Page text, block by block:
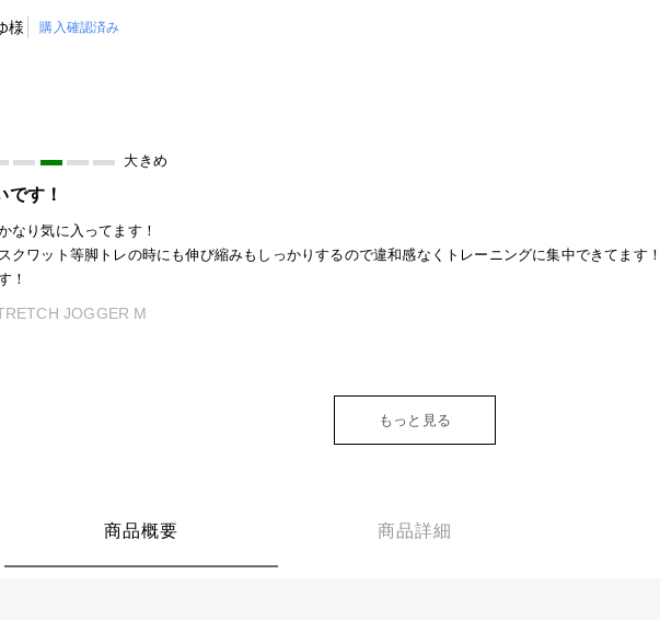
様 購入確認済み
大きめ
です！
なり気に入ってます！
クワット等脚トレの時にも伸び縮みもしっかりするので違和感なくトレーニングに集中できてます
！
JOGGER M
もっと見る
商品概要 商品詳細